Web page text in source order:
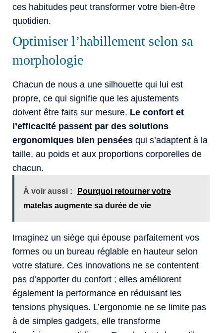
ces habitudes peut transformer votre bien-être
quotidien.
Optimiser l’habillement selon sa
morphologie
Chacun de nous a une silhouette qui lui est
propre, ce qui signifie que les ajustements
doivent être faits sur mesure. Le confort et
l’efficacité passent par des solutions
ergonomiques bien pensées qui s’adaptent à la
taille, au poids et aux proportions corporelles de
chacun.
À voir aussi :
Pourquoi retourner votre
matelas augmente sa durée de vie
Imaginez un siège qui épouse parfaitement vos
formes ou un bureau réglable en hauteur selon
votre stature. Ces innovations ne se contentent
pas d’apporter du confort ; elles améliorent
également la performance en réduisant les
tensions physiques. L’ergonomie ne se limite pas
à de simples gadgets, elle transforme